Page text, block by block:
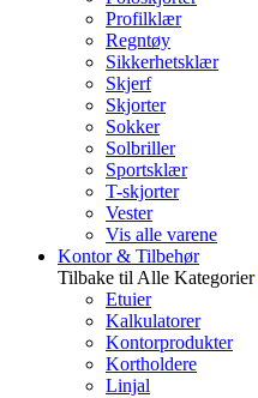
Profilklær
Regntøy
Sikkerhetsklær
Skjerf
Skjorter
Sokker
Solbriller
Sportsklær
T-skjorter
Vester
Vis alle varene
Kontor & Tilbehør
Tilbake til Alle Kategorier
Etuier
Kalkulatorer
Kontorprodukter
Kortholdere
Linjal